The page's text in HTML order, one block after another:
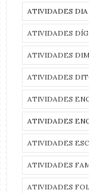
ATIVIDADES DIA
ATIVIDADES
ATIVIDADES
ATIVIDADES
ATIVIDADES
ATIVIDADES
ATIVIDADES
ATIVIDADES
ATIVIDADES